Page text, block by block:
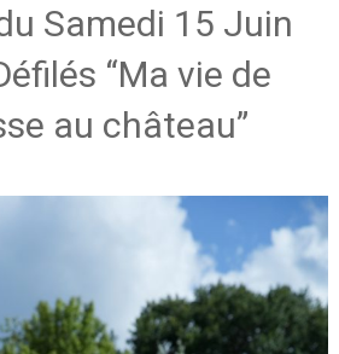
Samedi 15 Juin
“Ma vie de
au château”